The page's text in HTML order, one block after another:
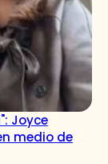
Joyce
medio de